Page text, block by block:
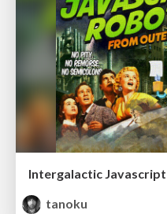
Intergalactic
tanoku